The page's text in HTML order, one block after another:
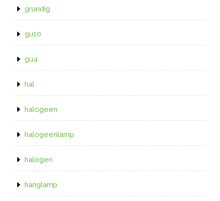
grundig
gu10
gu4
hal
halogeen
halogeenlamp
halogen
hanglamp